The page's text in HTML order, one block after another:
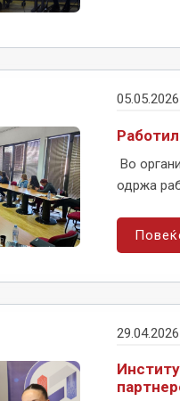
05.05.2026
Во
одржа
29.04.2026